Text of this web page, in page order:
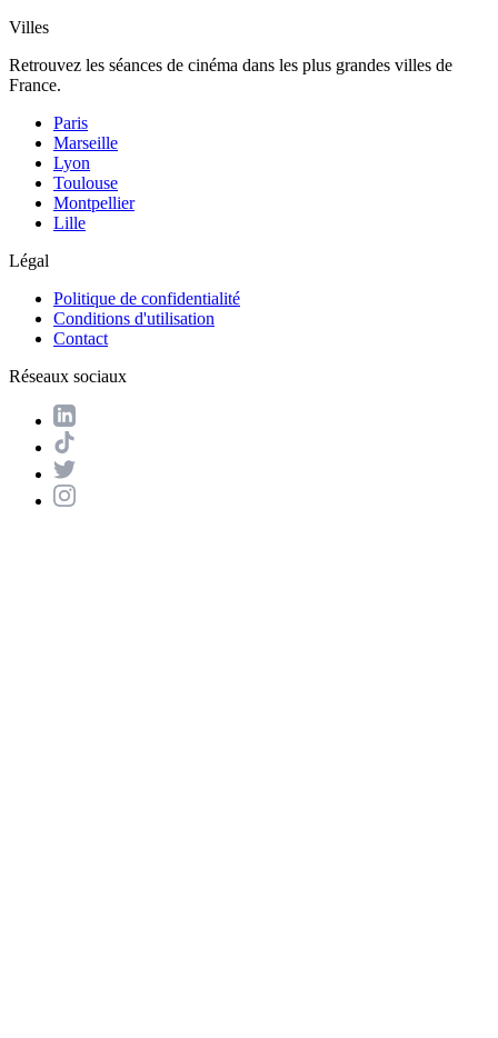
Villes
Retrouvez les séances de cinéma dans les plus grandes villes de
France.
Paris
Marseille
Lyon
Toulouse
Montpellier
Lille
Légal
Politique de confidentialité
Conditions d'utilisation
Contact
Réseaux sociaux